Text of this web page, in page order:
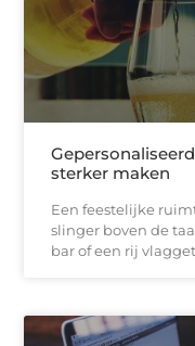
sterker maken
Een feestelijke
slinger boven de
bar of een rij